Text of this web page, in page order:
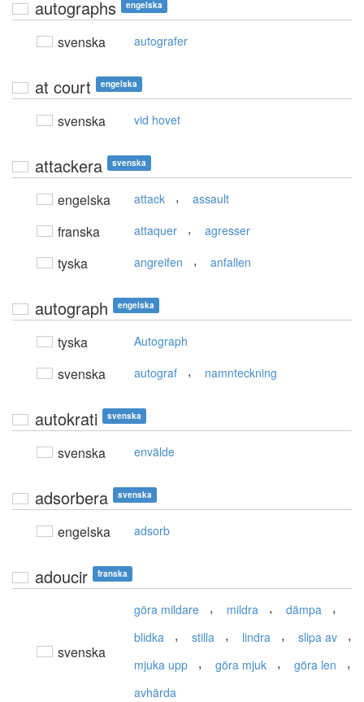
autographs engelska
svenska autografer
at court engelska
svenska vid hovet
attackera svenska
engelska attack , assault
franska attaquer , agresser
tyska angreifen , anfallen
autograph engelska
tyska Autograph
svenska autograf , namnteckning
autokrati svenska
svenska envälde
adsorbera svenska
engelska adsorb
adoucir franska
svenska
göra mildare , mildra , dämpa ,
blidka , stilla , lindra , slipa av ,
mjuka upp , göra mjuk , göra len ,
avhärda